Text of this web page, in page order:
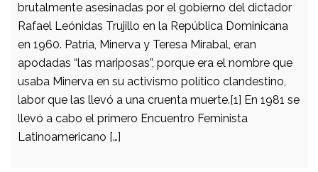
brutalmente asesinadas por el gobierno del dictador
Rafael Leónidas Trujillo en la República Dominicana
en 1960. Patria, Minerva y Teresa Mirabal, eran
apodadas “las mariposas”, porque era el nombre que
usaba Minerva en su activismo político clandestino,
labor que las llevó a una cruenta muerte.[1] En 1981 se
llevó a cabo el primero Encuentro Feminista
Latinoamericano […]